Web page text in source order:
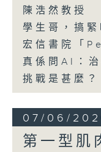
陳浩然教授
學生哥，搞
宏信書院「
真係問AI：
挑戰是甚麼？
07/06/
第一型肌